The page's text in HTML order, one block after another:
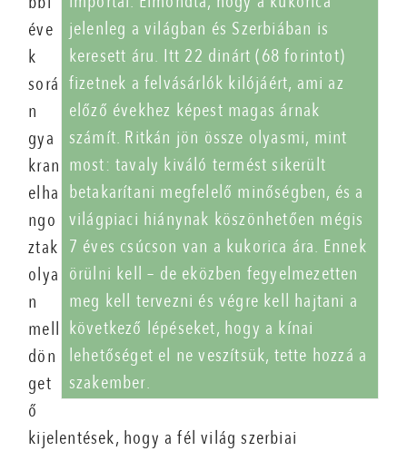
jelenleg a világban és Szerbiában is
keresett áru. Itt 22 dinárt (68 forintot)
fizetnek a felvásárlók kilójáért, ami az
előző évekhez képest magas árnak
számít. Ritkán jön össze olyasmi, mint
most: tavaly kiváló termést sikerült
betakarítani megfelelő minőségben, és a
világpiaci hiánynak köszönhetően mégis
7 éves csúcson van a kukorica ára. Ennek
örülni kell – de eközben fegyelmezetten
meg kell tervezni és végre kell hajtani a
következő lépéseket, hogy a kínai
lehetőséget el ne veszítsük, tette hozzá a
szakember.
éve
k
sorá
n
gya
kran
elha
ngo
ztak
olya
n
mell
dön
get
ő
kijelentések, hogy a fél világ szerbiai